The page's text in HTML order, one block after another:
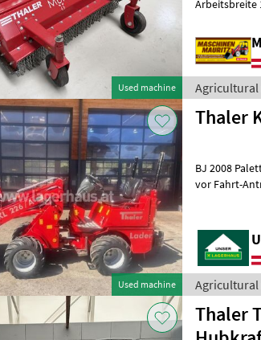
Used machine
Arbeitsbreite 1,
Agricultural
Used machine
Thaler
BJ 2008
vor Fahrt-
Agricultural
Thaler